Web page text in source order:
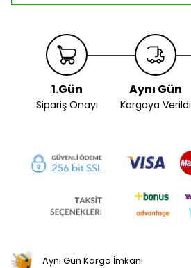
1.Gün
Sipariş Onayı
Aynı Gün
Kargoya Verildi
Aynı Gün Kargo İmkanı